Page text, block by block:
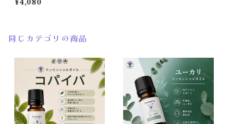
¥4,080
同じカテゴリの商品